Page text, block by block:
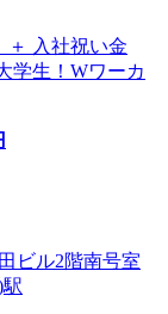
＋ 入社祝い金
生！Wワーカ
ビル2階南号室